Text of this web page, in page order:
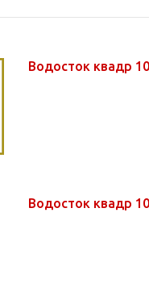
Водосток квадр
Водосток квадр